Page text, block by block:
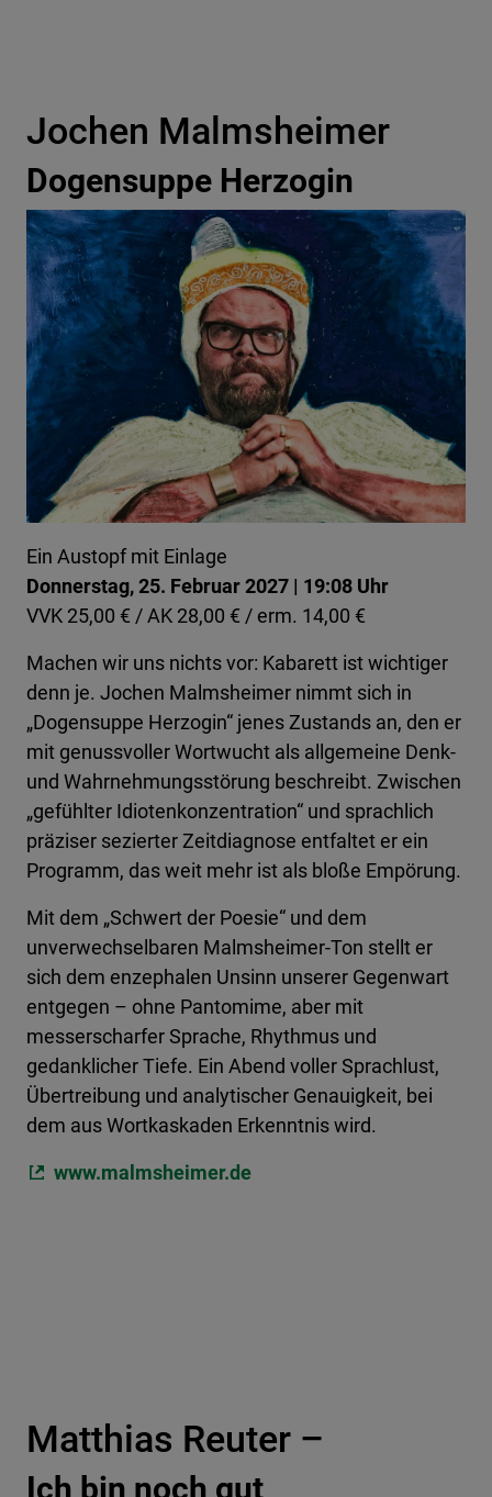
Jochen Malmsheimer
Dogensuppe Herzogin
Ein Austopf mit Einlage
Donnerstag, 25. Februar 2027 | 19:08 Uhr
VVK 25,00 € / AK 28,00 € / erm. 14,00 €
Machen wir uns nichts vor: Kabarett ist wichtiger
denn je. Jochen Malmsheimer nimmt sich in
„Dogensuppe Herzogin“ jenes Zustands an, den er
mit genussvoller Wortwucht als allgemeine Denk-
und Wahrnehmungsstörung beschreibt. Zwischen
„gefühlter Idiotenkonzentration“ und sprachlich
präziser sezierter Zeitdiagnose entfaltet er ein
Programm, das weit mehr ist als bloße Empörung.
Mit dem „Schwert der Poesie“ und dem
unverwechselbaren Malmsheimer-Ton stellt er
sich dem enzephalen Unsinn unserer Gegenwart
entgegen – ohne Pantomime, aber mit
messerscharfer Sprache, Rhythmus und
gedanklicher Tiefe. Ein Abend voller Sprachlust,
Übertreibung und analytischer Genauigkeit, bei
dem aus Wortkaskaden Erkenntnis wird.
www.malmsheimer.de
Matthias Reuter –
Ich bin noch gut